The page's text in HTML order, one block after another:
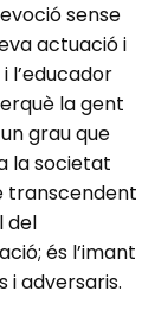
sense
actuació i
l’educador
la gent
grau que
la societat
transcendent
del
és l’imant
i adversaris.